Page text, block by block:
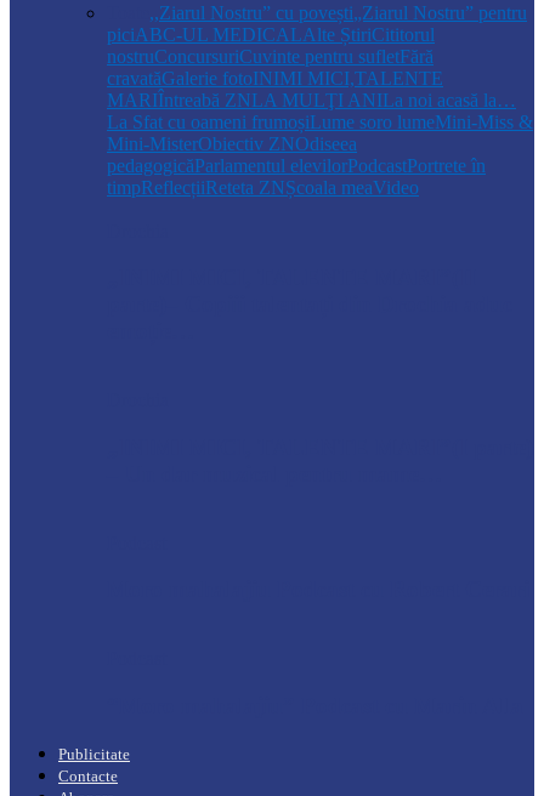
,,Ziarul Nostru” cu povești„Ziarul Nostru” pentru
piciABC-UL MEDICALAlte ȘtiriCititorul
nostruConcursuriCuvinte pentru sufletFără
cravatăGalerie fotoINIMI MICI,TALENTE
MARIÎntreabă ZNLA MULŢI ANILa noi acasă la…
La Sfat cu oameni frumoșiLume soro lumeMini-Miss &
Mini-MisterObiectiv ZNOdiseea
pedagogicăParlamentul elevilorPodcastPortrete în
timpReflecțiiReteta ZNȘcoala meaVideo
Publicitate
Contacte